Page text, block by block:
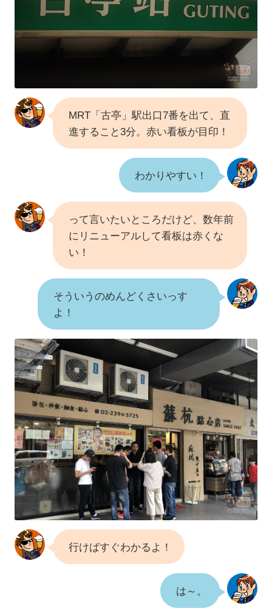
MRT「古亭」駅出口7番を出て、直
進すること3分。赤い看板が目印！
わかりやすい！
って言いたいところだけど、数年前
にリニューアルして看板は赤くな
い！
そういうのめんどくさいっす
よ！
行けばすぐわかるよ！
は～。